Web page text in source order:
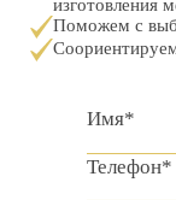
изготовления
Поможем с